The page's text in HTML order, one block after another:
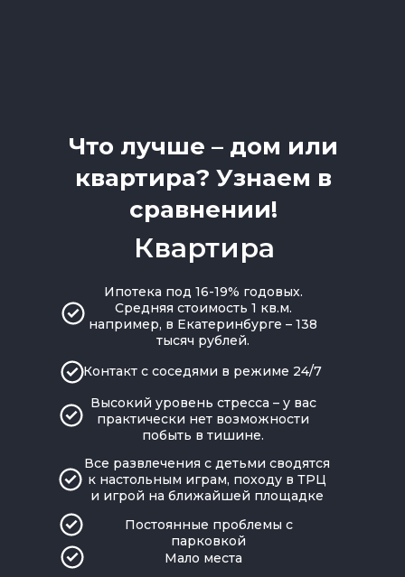
Что лучше – дом или
квартира? Узнаем в
сравнении!
Ипотека под 16-19% годовых.
Средняя стоимость 1 кв.м.
например, в Екатеринбурге – 138
тысяч рублей.
Контакт с соседями в режиме 24/7
Высокий уровень стресса – у вас
практически нет возможности
побыть в тишине.
Квартира
Все развлечения с детьми сводятся
к настольным играм, походу в ТРЦ
и игрой на ближайшей площадке
Постоянные проблемы с
парковкой
Мало места